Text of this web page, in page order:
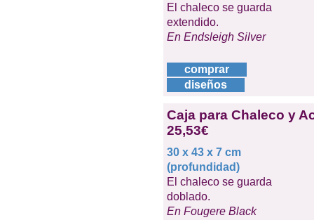
El chaleco se guarda
extendido.
En Endsleigh Silver
comprar
diseños
Caja para Chaleco y
25,53€
30 x 43 x 7 cm
(profundidad)
El chaleco se guarda
doblado.
En Fougere Black